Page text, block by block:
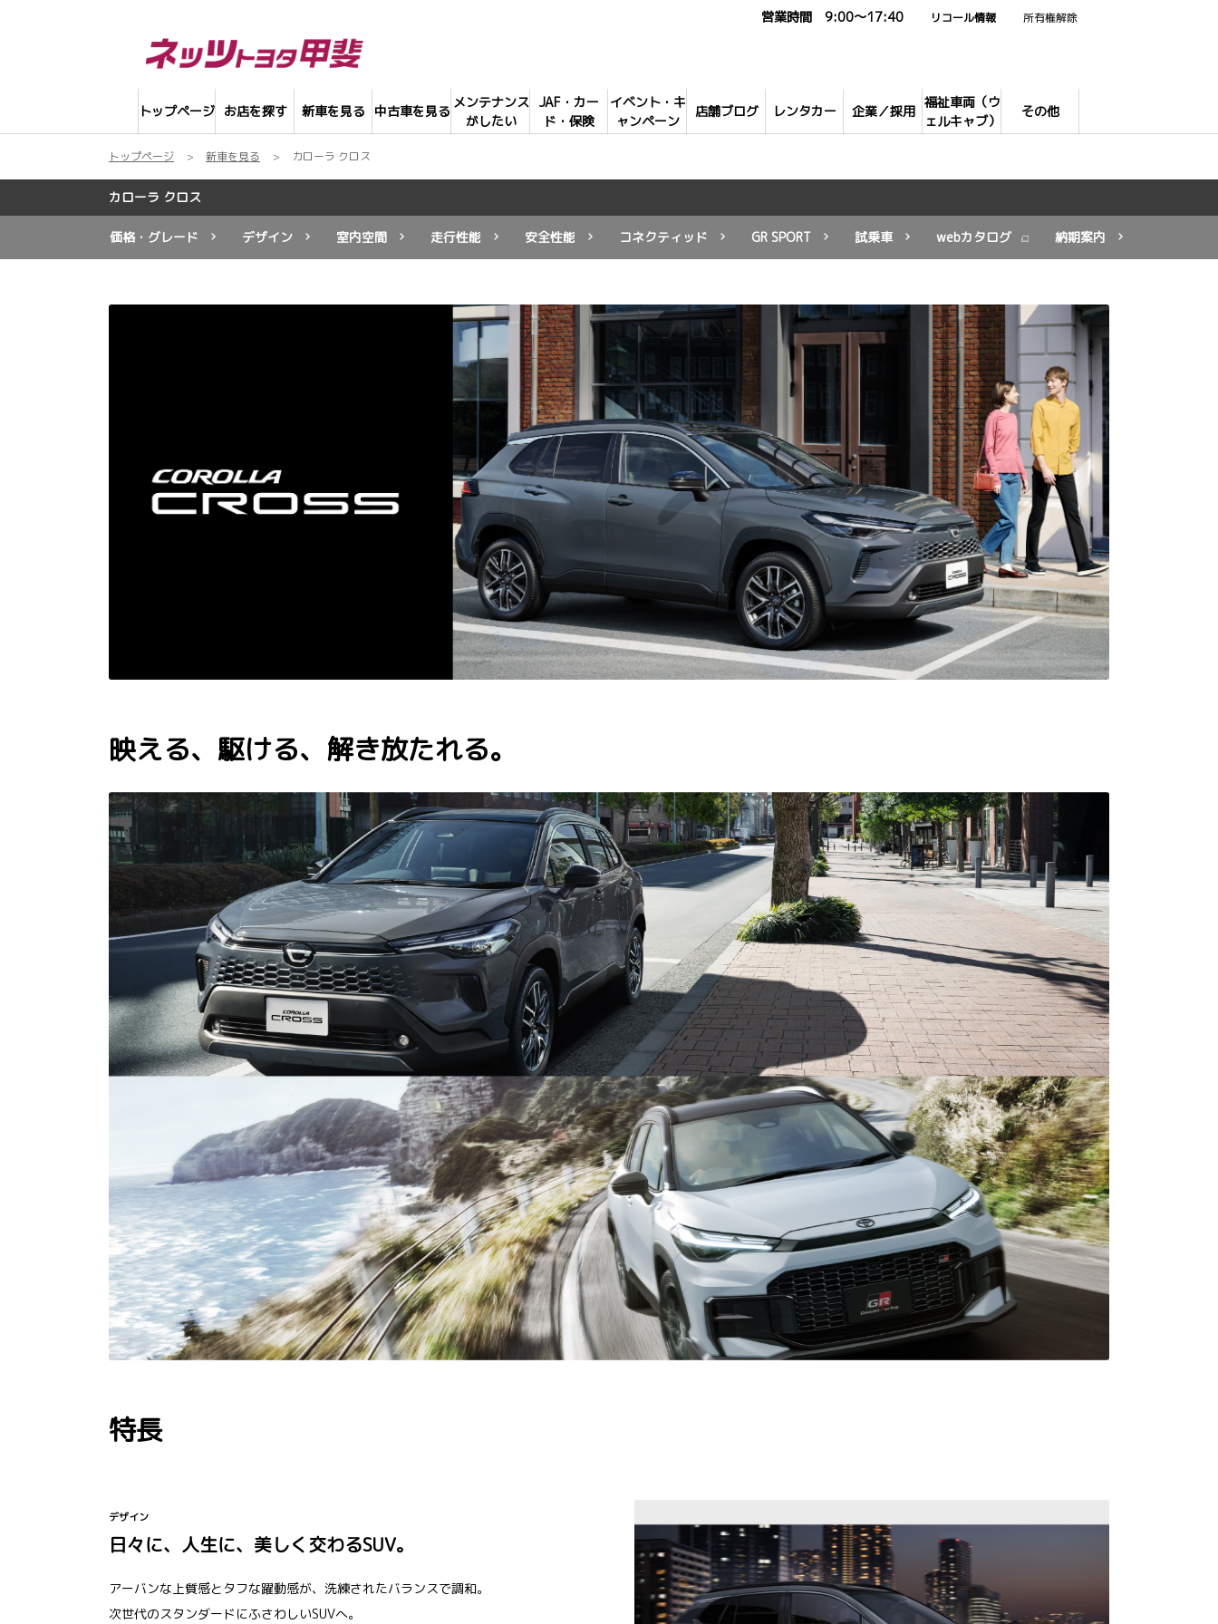
トップページ お店を探す 新車を見る 中古車を見る
メンテナンス
がしたい
JAF・カー
ド・保険
イベント・キ
ャンペーン
店舗ブログ レンタカー 企業／採用
福祉車両（ウ
ェルキャブ）
その他
営業時間 9:00～17:40 リコール情報 所有権解除
トップページ 新車を見る カローラ クロス
カローラ クロス
価格・グレード デザイン 室内空間 走行性能 安全性能 コネクティッド GR SPORT 試乗車 webカタログ 納期案内
映える、駆ける、解き放たれる。
特長
デザイン
日々に、人生に、美しく交わるSUV。
アーバンな上質感とタフな躍動感が、洗練されたバランスで調和。
次世代のスタンダードにふさわしいSUVへ。